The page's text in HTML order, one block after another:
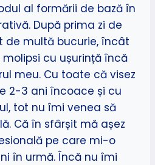
al formării de bază în
După prima zi de
de multă bucurie, încât
cu ușurință încă
meu. Cu toate că visez
2-3 ani încoace și cu
tot nu îmi venea să
Că în sfârșit mă așez
pe care mi-o
în urmă. Încă nu îmi